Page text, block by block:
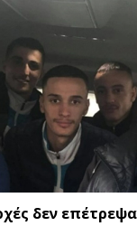
δεν